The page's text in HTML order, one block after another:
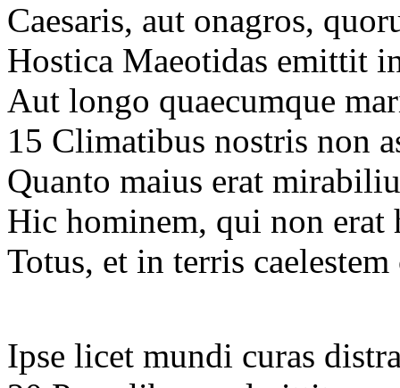
Caesaris, aut onagros,
Hostica Maeotidas emittit
Aut longo quaecumque
15 Climatibus nostris non
Quanto maius erat
Hic hominem, qui non erat
Totus, et in terris
Ipse licet mundi curas